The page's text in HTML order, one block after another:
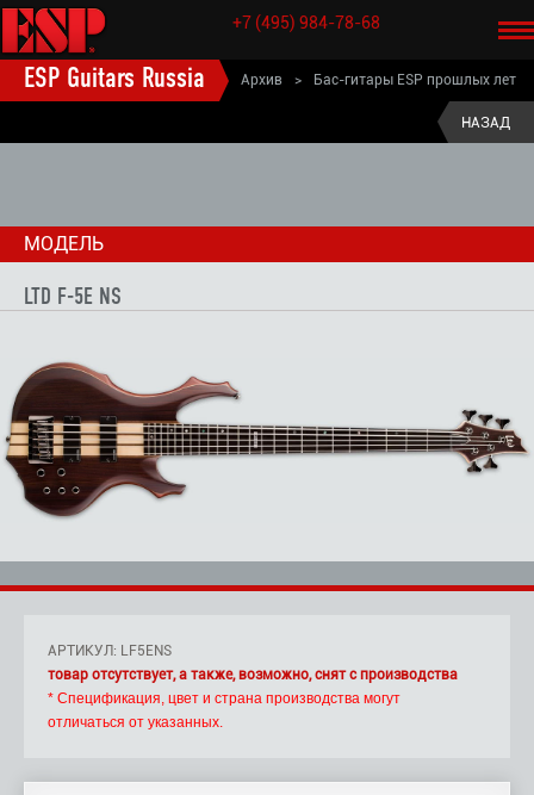
+7 (495) 984-78-68
ESP Guitars Russia Архив > Бас-гитары ESP прошлых лет
LTD F бас-гитары старые модели >
НАЗАД
МОДЕЛЬ
LTD F-5E NS
АРТИКУЛ: LF5ENS
товар отсутствует, а также, возможно, снят с производства
* Спецификация, цвет и страна производства могут
отличаться от указанных.